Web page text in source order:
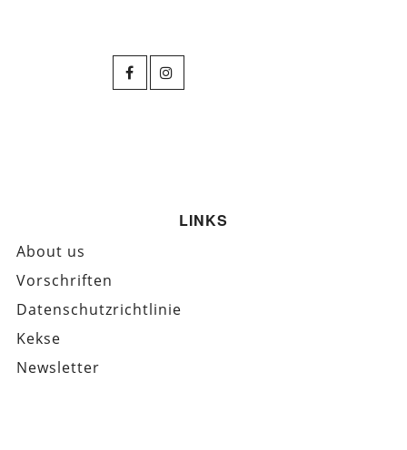
LINKS
About us
Vorschriften
Datenschutzrichtlinie
Kekse
Newsletter